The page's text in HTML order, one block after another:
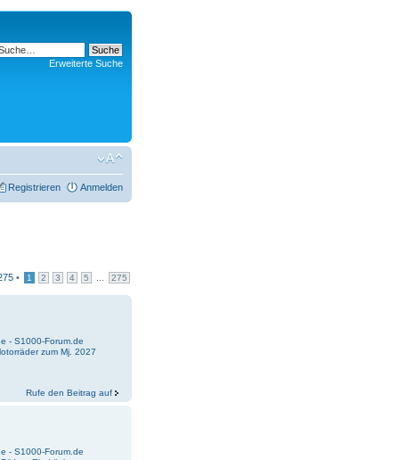
Erweiterte Suche
Registrieren Anmelden
• 1 2 3 4 5 275
- S1000-Forum.de
zum Mj. 2027
Rufe den Beitrag auf
- S1000-Forum.de